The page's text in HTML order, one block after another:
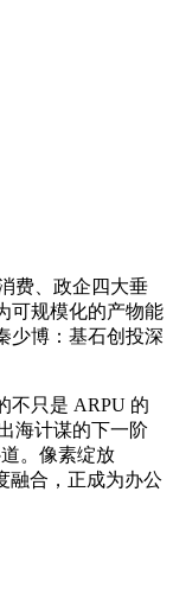
费、政企四大垂
可规模化的产物能
少博：基石创投深
只是 ARPU 的
海计谋的下一阶
。像素绽放
融合，正成为办公